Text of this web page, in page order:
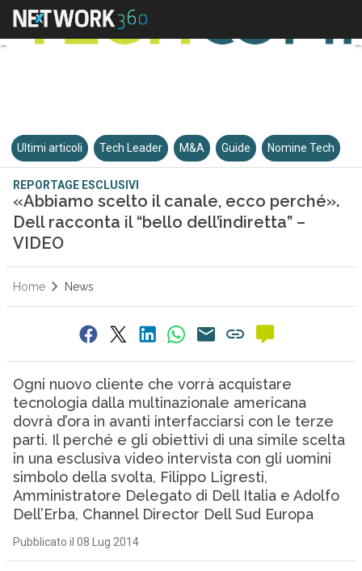
Ultimi articoli Tech Leader M&A Guide Nomine Tech
REPORTAGE ESCLUSIVI
«Abbiamo scelto il canale, ecco perché».
Dell racconta il “bello dell’indiretta” –
VIDEO
Home News
Ogni nuovo cliente che vorrà acquistare
tecnologia dalla multinazionale americana
dovrà d’ora in avanti interfacciarsi con le terze
parti. Il perché e gli obiettivi di una simile scelta
in una esclusiva video intervista con gli uomini
simbolo della svolta, Filippo Ligresti,
Amministratore Delegato di Dell Italia e Adolfo
Dell’Erba, Channel Director Dell Sud Europa
Pubblicato il 08 Lug 2014